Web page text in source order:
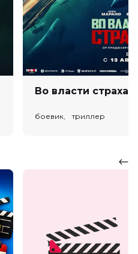
боевик, триллер